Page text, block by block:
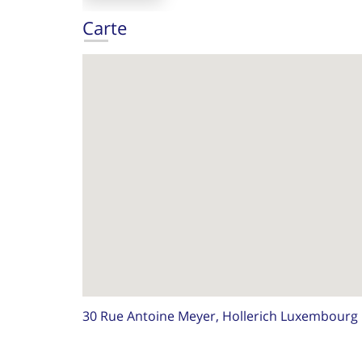
Carte
30 Rue Antoine Meyer, Hollerich Luxembourg